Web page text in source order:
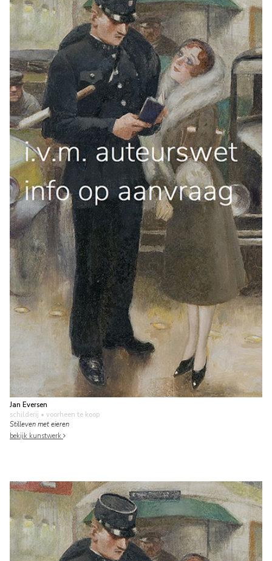
Jan Eversen
schilderij • voorheen te koop
Stilleven met eieren
bekijk kunstwerk